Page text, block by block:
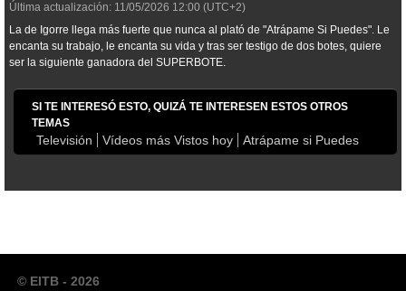
Última actualización: 11/05/2026 12:00 (UTC+2)
La de Igorre llega más fuerte que nunca al plató de "Atrápame Si Puedes". Le
encanta su trabajo, le encanta su vida y tras ser testigo de dos botes, quiere
ser la siguiente ganadora del SUPERBOTE.
SI TE INTERESÓ ESTO, QUIZÁ TE INTERESEN ESTOS OTROS
TEMAS
Televisión Vídeos más Vistos hoy Atrápame si Puedes
© EITB - 2026